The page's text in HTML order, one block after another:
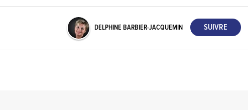
DELPHINE BARBIER-JACQUEMIN